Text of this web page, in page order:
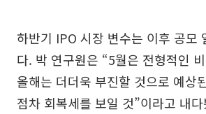
하반기 IPO 시장 변수는 이후 공모
다. 박 연구원은 “5월은 전형적인
올해는 더더욱 부진할 것으로 예상
점차 회복세를 보일 것”이라고 내